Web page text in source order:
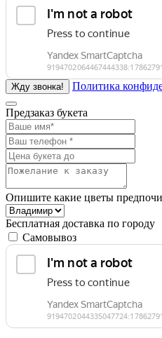
Политика
Предзаказ букета
Опишите какие цветы
Бесплатная доставка по городу
Самовывоз